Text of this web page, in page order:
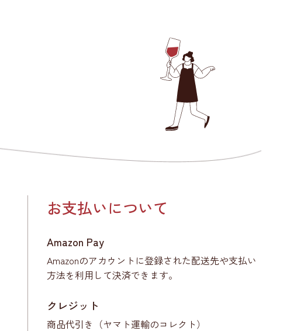
お支払いについて
Amazon Pay
Amazonのアカウントに登録された配送先や支払い
方法を利用して決済できます。
クレジット
商品代引き（ヤマト運輸のコレクト）